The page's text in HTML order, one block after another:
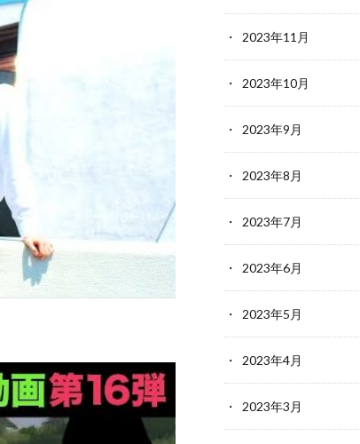
2023年11月
2023年10月
2023年9月
2023年8月
2023年7月
2023年6月
2023年5月
2023年4月
2023年3月